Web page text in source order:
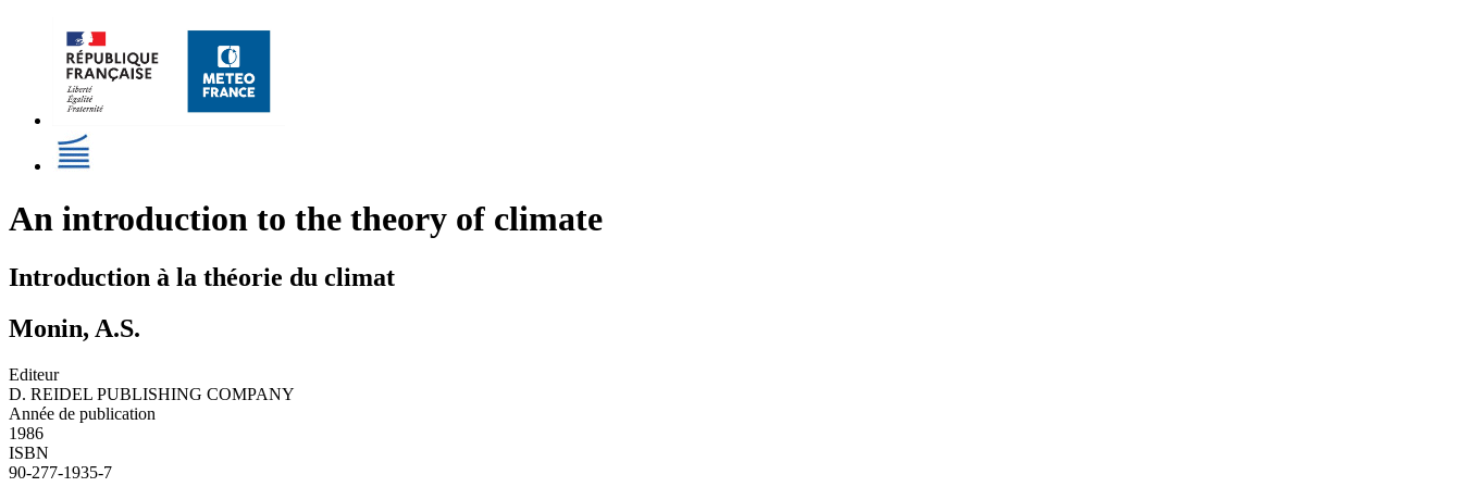
An introduction to the theory of climate
Introduction à la théorie du climat
Monin, A.S.
Editeur
D. REIDEL PUBLISHING COMPANY
Année de publication
1986
ISBN
90-277-1935-7